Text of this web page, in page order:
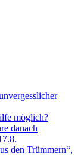
möglich?
danach
den Trümmern“,